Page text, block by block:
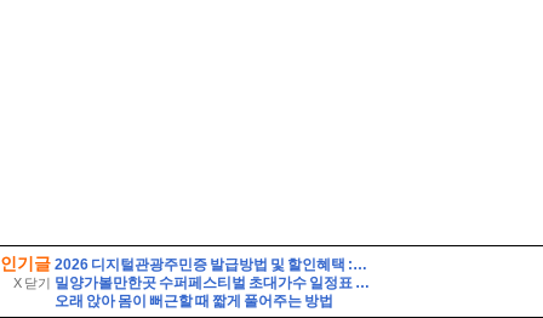
인기글
X 닫기
2026 디지털관광주민증 발급방법 및 할인혜택 :: 영동 가성비 여행 (영동 와인터널 및 레인보우 힐링센터 입장료 할인 등)
밀양가볼만한곳 수퍼페스티벌 초대가수 일정표 셔틀버스 주차장 여행
오래 앉아 몸이 뻐근할 때 짧게 풀어주는 방법